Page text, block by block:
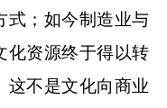
式；如今制造业与
化资源终于得以转
这不是文化向商业